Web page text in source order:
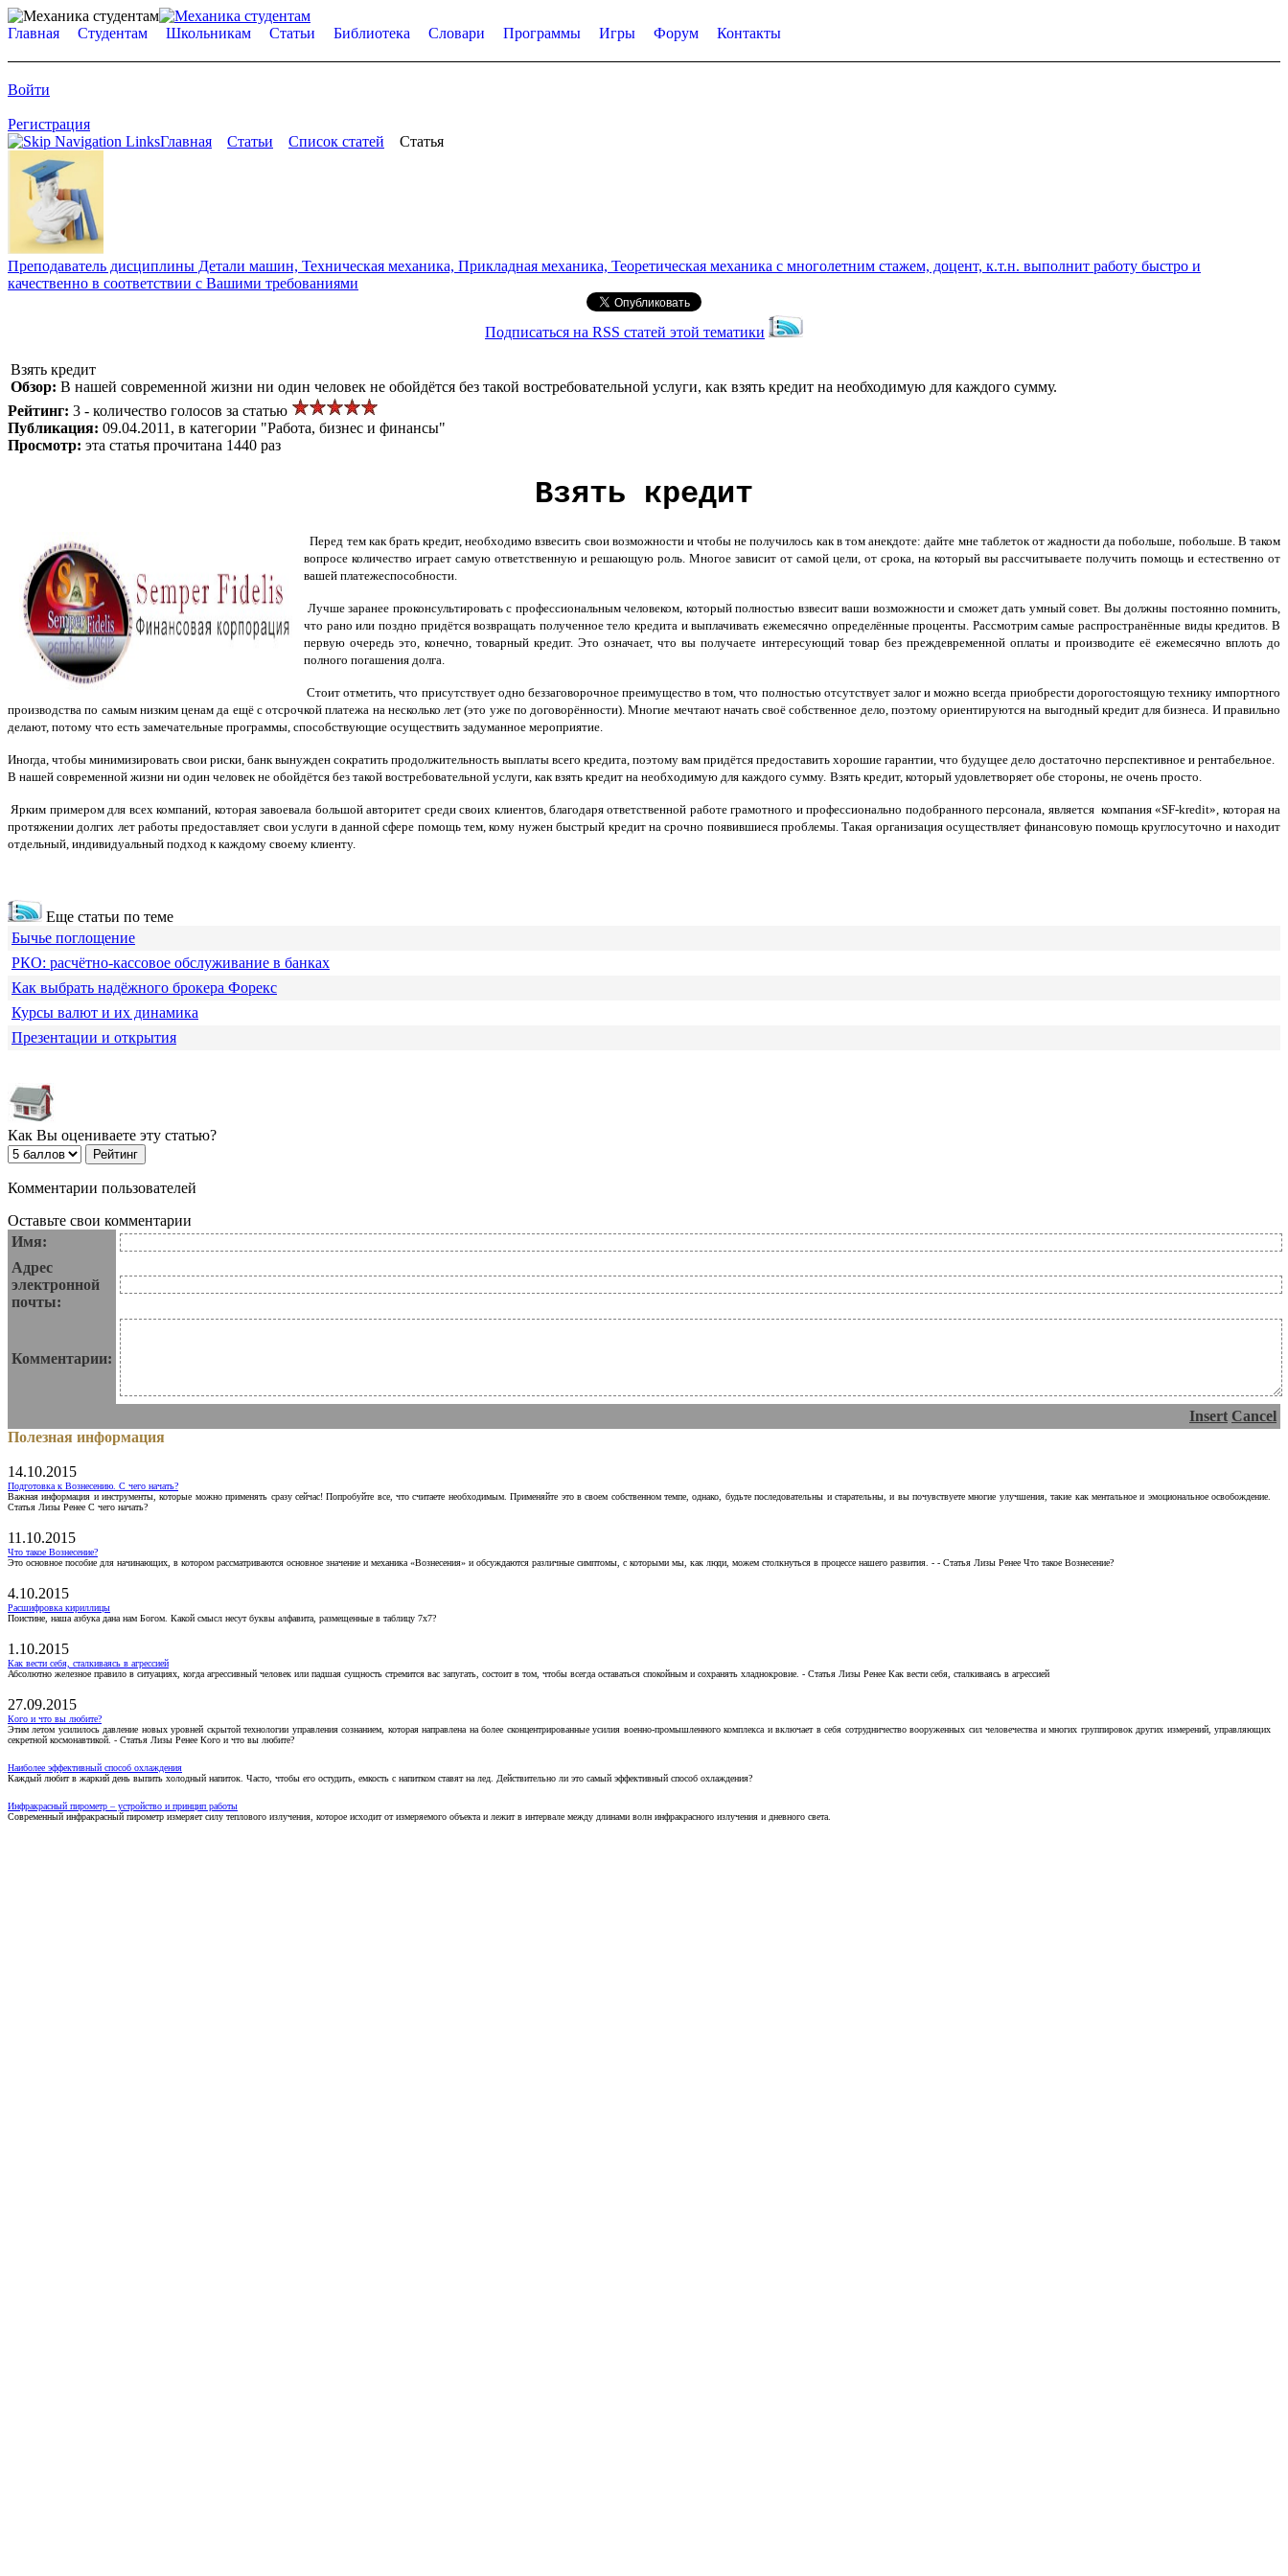
Главная Студентам Школьникам Статьи Библиотека Словари Программы Игры Форум Контакты
Войти
Регистрация
Главная
Статьи Список статей Статья
Преподаватель дисциплины Детали машин, Техническая механика, Прикладная механика, Теоретическая механика с многолетним стажем, доцент, к.т.н. выполнит работу быстро и
качественно в соответствии с Вашими требованиями
Подписаться на RSS статей этой тематики
Взять кредит
Обзор: В нашей современной жизни ни один человек не обойдётся без такой востребовательной услуги, как взять кредит на необходимую для каждого сумму.
Рейтинг: 3 - количество голосов за статью
Публикация: 09.04.2011, в категории "Работа, бизнес и финансы"
Просмотр: эта статья прочитана 1440 раз
Взять кредит
Перед тем как брать кредит, необходимо взвесить свои возможности и чтобы не получилось как в том анекдоте: дайте мне таблеток от жадности да побольше, побольше. В таком
вопросе количество играет самую ответственную и решающую роль. Многое зависит от самой цели, от срока, на который вы рассчитываете получить помощь и естественно от
вашей платежеспособности.
Лучше заранее проконсультировать с профессиональным человеком, который полностью взвесит ваши возможности и сможет дать умный совет. Вы должны постоянно помнить,
что рано или поздно придётся возвращать полученное тело кредита и выплачивать ежемесячно определённые проценты. Рассмотрим самые распространённые виды кредитов. В
первую очередь это, конечно, товарный кредит. Это означает, что вы получаете интересующий товар без преждевременной оплаты и производите её ежемесячно вплоть до
полного погашения долга.
Стоит отметить, что присутствует одно беззаговорочное преимущество в том, что полностью отсутствует залог и можно всегда приобрести дорогостоящую технику импортного
производства по самым низким ценам да ещё с отсрочкой платежа на несколько лет (это уже по договорённости). Многие мечтают начать своё собственное дело, поэтому ориентируются на выгодный кредит для бизнеса. И правильно
делают, потому что есть замечательные программы, способствующие осуществить задуманное мероприятие.
Иногда, чтобы минимизировать свои риски, банк вынужден сократить продолжительность выплаты всего кредита, поэтому вам придётся предоставить хорошие гарантии, что будущее дело достаточно перспективное и рентабельное.
В нашей современной жизни ни один человек не обойдётся без такой востребовательной услуги, как взять кредит на необходимую для каждого сумму. Взять кредит, который удовлетворяет обе стороны, не очень просто.
Ярким примером для всех компаний, которая завоевала большой авторитет среди своих клиентов, благодаря ответственной работе грамотного и профессионально подобранного персонала, является компания «SF-kredit», которая на
протяжении долгих лет работы предоставляет свои услуги в данной сфере помощь тем, кому нужен быстрый кредит на срочно появившиеся проблемы. Такая организация осуществляет финансовую помощь круглосуточно и находит
отдельный, индивидуальный подход к каждому своему клиенту.
Еще статьи по теме
Бычье поглощение
РКО: расчётно-кассовое обслуживание в банках
Как выбрать надёжного брокера Форекс
Курсы валют и их динамика
Презентации и открытия
Как Вы оцениваете эту статью?
Комментарии пользователей
Оставьте свои комментарии
Имя:
Адрес
электронной
почты:
Комментарии:
Insert Cancel
Полезная информация
14.10.2015
Подготовка к Вознесению. С чего начать?
Важная информация и инструменты, которые можно применять сразу сейчас! Попробуйте все, что считаете необходимым. Применяйте это в своем собственном темпе, однако, будьте последовательны и старательны, и вы почувствуете многие улучшения, такие как ментальное и эмоциональное освобождение.
Статья Лизы Ренее С чего начать?
11.10.2015
Что такое Вознесение?
Это основное пособие для начинающих, в котором рассматриваются основное значение и механика «Вознесения» и обсуждаются различные симптомы, с которыми мы, как люди, можем столкнуться в процессе нашего развития. - - Статья Лизы Ренее Что такое Вознесение?
4.10.2015
Расшифровка кириллицы
Поистине, наша азбука дана нам Богом. Какой смысл несут буквы алфавита, размещенные в таблицу 7х7?
1.10.2015
Как вести себя, сталкиваясь в агрессией
Абсолютно железное правило в ситуациях, когда агрессивный человек или падшая сущность стремится вас запугать, состоит в том, чтобы всегда оставаться спокойным и сохранять хладнокровие. - Статья Лизы Ренее Как вести себя, сталкиваясь в агрессией
27.09.2015
Кого и что вы любите?
Этим летом усилилось давление новых уровней скрытой технологии управления сознанием, которая направлена на более сконцентрированные усилия военно-промышленного комплекса и включает в себя сотрудничество вооруженных сил человечества и многих группировок других измерений, управляющих
секретной космонавтикой. - Статья Лизы Ренее Кого и что вы любите?
Наиболее эффективный способ охлаждения
Каждый любит в жаркий день выпить холодный напиток. Часто, чтобы его остудить, емкость с напитком ставят на лед. Действительно ли это самый эффективный способ охлаждения?
Инфракрасный пирометр – устройство и принцип работы
Современный инфракрасный пирометр измеряет силу теплового излучения, которое исходит от измеряемого объекта и лежит в интервале между длинами волн инфракрасного излучения и дневного света.